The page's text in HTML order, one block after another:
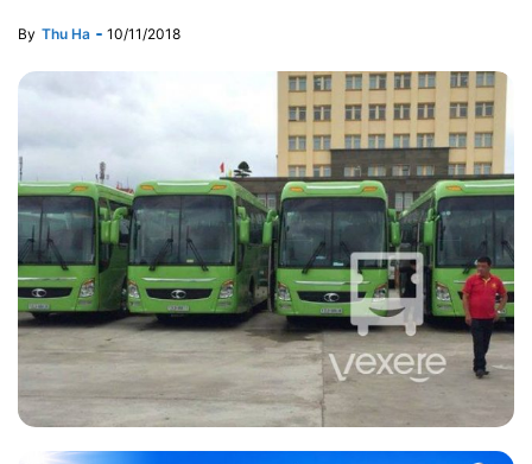
By Thu Ha 10/11/2018